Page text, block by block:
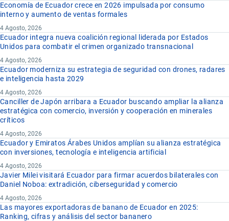
Economía de Ecuador crece en 2026 impulsada por consumo
interno y aumento de ventas formales
4 Agosto, 2026
Ecuador integra nueva coalición regional liderada por Estados
Unidos para combatir el crimen organizado transnacional
4 Agosto, 2026
Ecuador moderniza su estrategia de seguridad con drones, radares
e inteligencia hasta 2029
4 Agosto, 2026
Canciller de Japón arribara a Ecuador buscando ampliar la alianza
estratégica con comercio, inversión y cooperación en minerales
críticos
4 Agosto, 2026
Ecuador y Emiratos Árabes Unidos amplían su alianza estratégica
con inversiones, tecnología e inteligencia artificial
4 Agosto, 2026
Javier Milei visitará Ecuador para firmar acuerdos bilaterales con
Daniel Noboa: extradición, ciberseguridad y comercio
4 Agosto, 2026
Las mayores exportadoras de banano de Ecuador en 2025:
Ranking, cifras y análisis del sector bananero